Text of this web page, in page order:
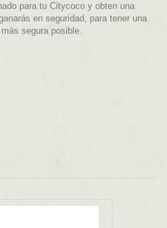
para tu Citycoco y obten una
en seguridad, para tener una
segura posible.